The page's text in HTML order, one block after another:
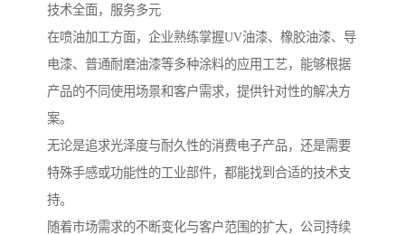
技术全面，服务多元
在喷油加工方面，企业熟练掌握UV油漆、橡胶油漆、导
电漆、普通耐磨油漆等多种涂料的应用工艺，能够根据
产品的不同使用场景和客户需求，提供针对性的解决方
案。
无论是追求光泽度与耐久性的消费电子产品，还是需要
特殊手感或功能性的工业部件，都能找到合适的技术支
持。
随着市场需求的不断变化与客户范围的扩大，公司持续